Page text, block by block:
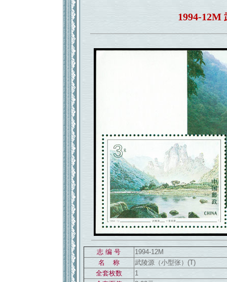
1994-12M
志 编 号
1994-12M
名 称
武陵源（小型张）(T)
全套枚数
1